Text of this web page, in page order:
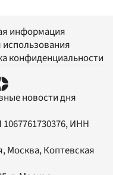
информация
конфиденциальности
новости дня
ИНН
Москва, Коптевская